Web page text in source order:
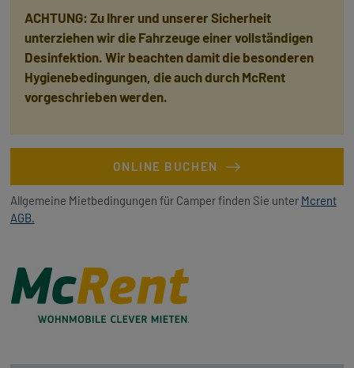
ACHTUNG: Zu Ihrer und unserer Sicherheit
unterziehen wir die Fahrzeuge einer vollständigen
Desinfektion. Wir beachten damit die besonderen
Hygienebedingungen, die auch durch McRent
vorgeschrieben werden.
ONLINE BUCHEN
Allgemeine Mietbedingungen für Camper finden Sie unter Mcrent
AGB.